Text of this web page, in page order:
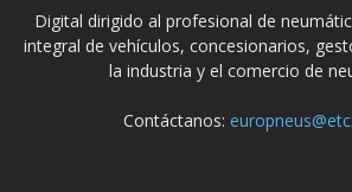
Digital dirigido al profesional de
integral de vehículos, concesionarios,
la industria y el comercio de
Contáctanos: